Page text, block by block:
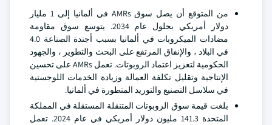
من المتوقع أن يصل سوق AMRs في ألمانيا إلى 1 مليار
دولار أمريكي بحلول عام 2034. يتوسع سوق مقاومة
مضادات الميكروبات في ألمانيا بسبب أجندة الصناعة 4.0
في البلاد ، والإنفاق المرتفع على البحث والتطوير ، والجهود
الحكومية لتعزيز اعتماد الروبوتات. تعمل AMRs على تحسين
الإنتاجية وتقليل تكلفة العمالة وزيادة الخدمات اللوجستية
في سلاسل التصنيع والتوريد المتطورة في ألمانيا.
بلغت قيمة سوق الروبوتات المتنقلة المستقلة في المملكة
المتحدة 141.3 مليون دولار أمريكي في عام 2024. تعمل